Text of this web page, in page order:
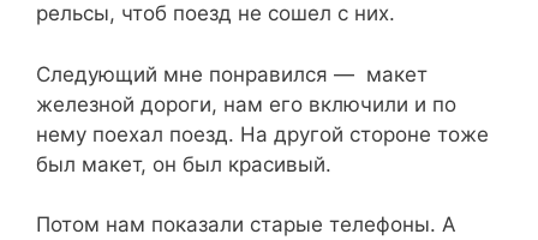
рельсы, чтоб поезд не сошел с них.
Следующий мне понравился — макет
железной дороги, нам его включили и по
нему поехал поезд. На другой стороне тоже
был макет, он был красивый.
Потом нам показали старые телефоны. А